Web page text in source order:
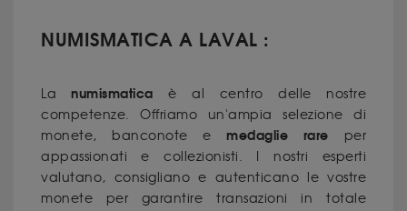
NUMISMATICA A LAVAL :
Lanumismatica è al centro delle nostre
competenze. Offriamo un'ampia selezione di
monete, banconote emedaglie rare per
appassionati e collezionisti. I nostri esperti
valutano, consigliano e autenticano le vostre
monete per garantire transazioni in totale